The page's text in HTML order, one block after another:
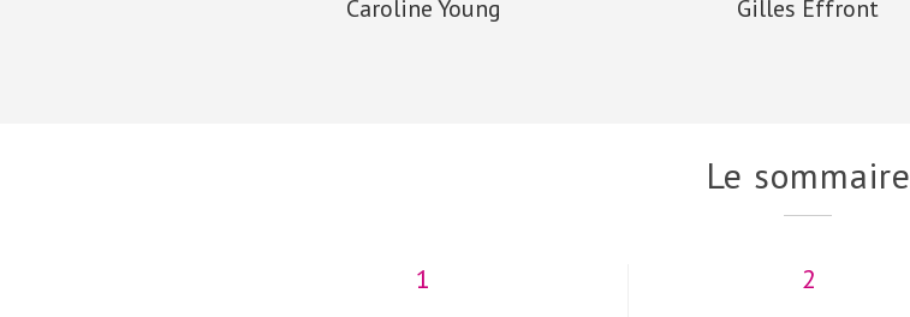
Caroline Young Gilles Effront
Le sommaire
1 2